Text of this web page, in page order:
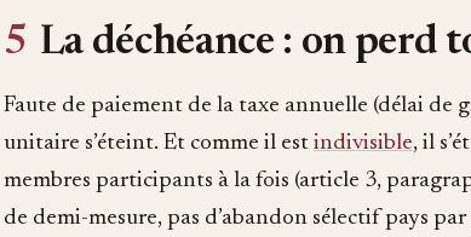
5 La déchéance : on perd
Faute de paiement de la taxe annuelle (délai de
unitaire s’éteint. Et comme il est indivisible, il
membres participants à la fois (article 3,
de demi-mesure, pas d’abandon sélectif pays par